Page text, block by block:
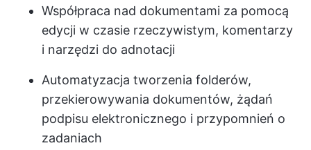
Współpraca nad dokumentami za pomocą
edycji w czasie rzeczywistym, komentarzy
i narzędzi do adnotacji
Automatyzacja tworzenia folderów,
przekierowywania dokumentów, żądań
podpisu elektronicznego i przypomnień o
zadaniach